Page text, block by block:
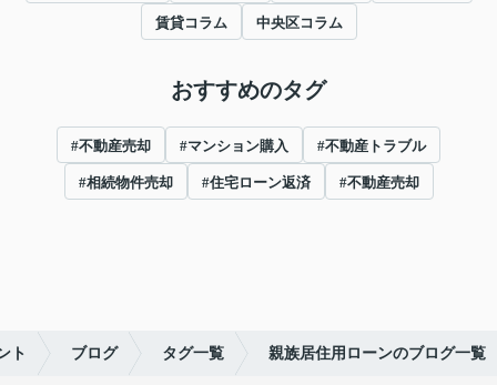
賃貸コラム 中央区コラム
おすすめのタグ
#不動産売却 #マンション購入 #不動産トラブル
#相続物件売却 #住宅ローン返済 #不動産売却
ト ブログ タグ一覧 親族居住用ローンのブログ一覧